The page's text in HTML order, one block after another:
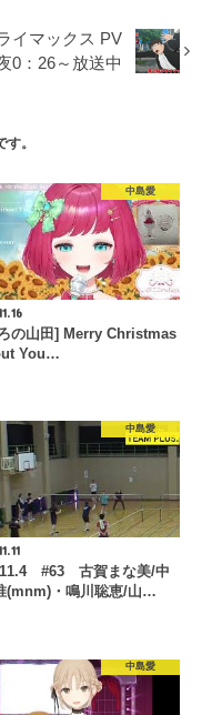
イマックス PV
0：26～放送中
。
中島愛
の山田] Merry Christmas
You…
中島愛
#63 古賀まな美/中
(mnm)・鳴川聡恵/山…
中島愛